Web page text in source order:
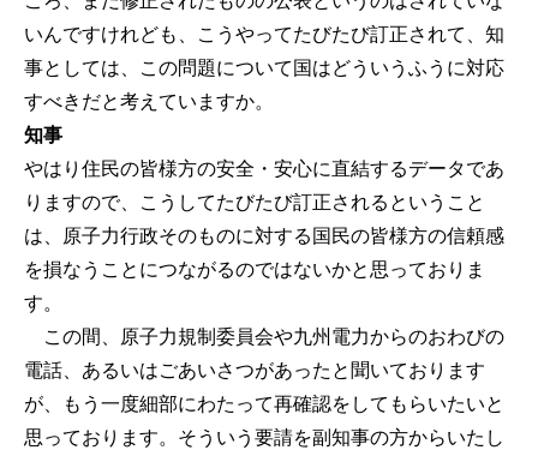
いんですけれども、こうやってたびたび訂正されて、知
事としては、この問題について国はどういうふうに対応
すべきだと考えていますか。
知事
やはり住民の皆様方の安全・安心に直結するデータであ
りますので、こうしてたびたび訂正されるということ
は、原子力行政そのものに対する国民の皆様方の信頼感
を損なうことにつながるのではないかと思っておりま
す。
この間、原子力規制委員会や九州電力からのおわびの
電話、あるいはごあいさつがあったと聞いております
が、もう一度細部にわたって再確認をしてもらいたいと
思っております。そういう要請を副知事の方からいたし